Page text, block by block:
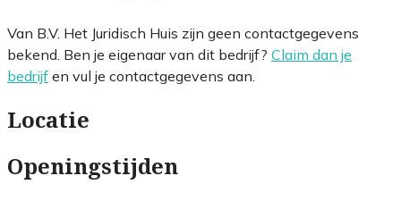
Van B.V. Het Juridisch Huis zijn geen contactgegevens
bekend. Ben je eigenaar van dit bedrijf? Claim dan je
bedrijf en vul je contactgegevens aan.
Locatie
Openingstijden